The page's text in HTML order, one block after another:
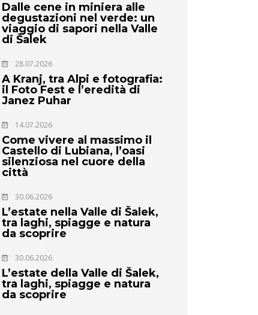
Dalle cene in miniera alle
degustazioni nel verde: un
viaggio di sapori nella Valle
di Šalek
28.07.2026
A Kranj, tra Alpi e fotografia:
il Foto Fest e l’eredità di
Janez Puhar
14.07.2026
Come vivere al massimo il
Castello di Lubiana, l’oasi
silenziosa nel cuore della
città
30.06.2026
L’estate nella Valle di Šalek,
tra laghi, spiagge e natura
da scoprire
30.06.2026
L’estate della Valle di Šalek,
tra laghi, spiagge e natura
da scoprire